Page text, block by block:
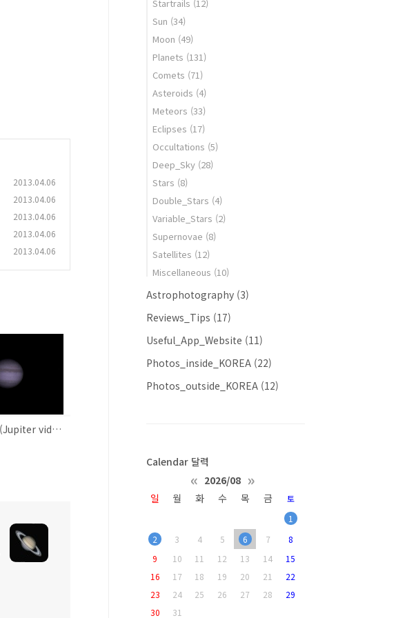
2013.04.06
2013.04.06
2013.04.06
2013.04.06
2013.04.06
목성 동영상 (Jupiter video) 1
Startrails (12)
Sun (34)
Moon (49)
Planets (131)
Comets (71)
Asteroids (4)
Meteors (33)
Eclipses (17)
Occultations (5)
Deep_Sky (28)
Stars (8)
Double_Stars (4)
Variable_Stars (2)
Supernovae (8)
Satellites (12)
Miscellaneous (10)
Astrophotography (3)
Reviews_Tips (17)
Useful_App_Website (11)
Photos_inside_KOREA (22)
Photos_outside_KOREA (12)
Calendar 달력
« 2026/08 »
일 월 화 수 목 금
토
1
2
3 4 5 6 7
8
9
10 11 12 13 14
15
16
17 18 19 20 21
22
23
24 25 26 27 28
29
30
31